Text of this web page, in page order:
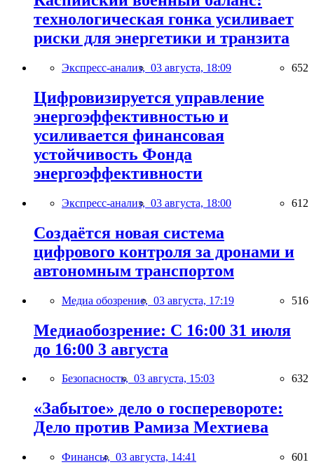
технологическая гонка усиливает
риски для энергетики и транзита
Экспресс-анализ, 03 августа, 18:09 652
Цифровизируется управление
энергоэффективностью и
усиливается финансовая
устойчивость Фонда
энергоэффективности
Экспресс-анализ, 03 августа, 18:00 612
Создаётся новая система
цифрового контроля за дронами и
автономным транспортом
Медиа обозрение, 03 августа, 17:19 516
Медиаобозрение: С 16:00 31 июля
до 16:00 3 августа
Безопасность, 03 августа, 15:03 632
«Забытое» дело о госперевороте:
Дело против Рамиза Мехтиева
Финансы, 03 августа, 14:41 601